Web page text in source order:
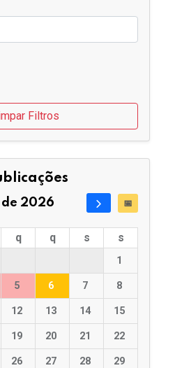
Filtros
2026 📅
q q s s
1
5 6 7 8
12 13 14 15
19 20 21 22
26 27 28 29